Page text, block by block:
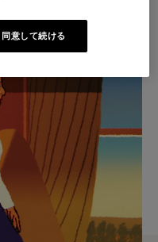
レクション
添う究極の
ましょう
同意して続ける